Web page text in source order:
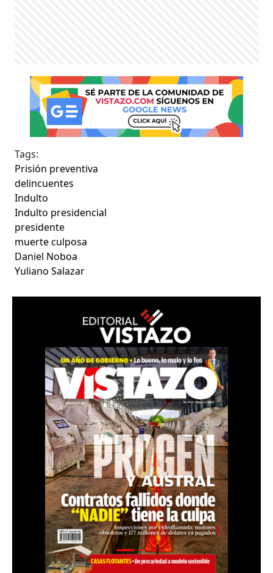
Tags:
Prisión preventiva
delincuentes
Indulto
Indulto presidencial
presidente
muerte culposa
Daniel Noboa
Yuliano Salazar